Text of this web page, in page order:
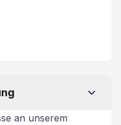
verstellbar
an unserem